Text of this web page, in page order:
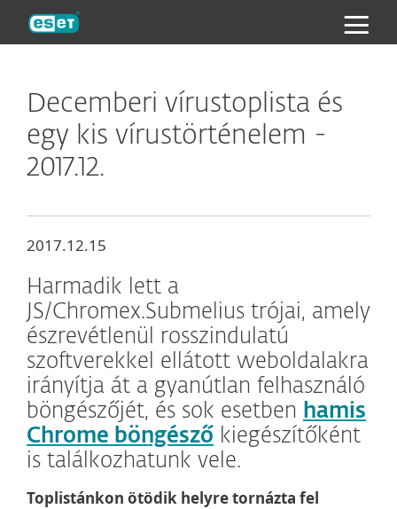
Decemberi vírustoplista és
egy kis vírustörténelem -
2017.12.
2017.12.15
Harmadik lett a
JS/Chromex.Submelius trójai, amely
észrevétlenül rosszindulatú
szoftverekkel ellátott weboldalakra
irányítja át a gyanútlan felhasználó
böngészőjét, és sok esetben hamis
Chrome böngésző kiegészítőként
is találkozhatunk vele.
Toplistánkon ötödik helyre tornázta fel
ESET